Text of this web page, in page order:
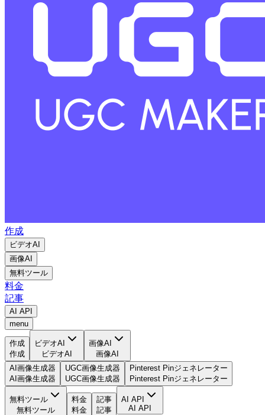
作成
ビデオAI
画像AI
無料ツール
料金
記事
AI API
menu
作成
作成
ビデオAI
ビデオAI
画像AI
画像AI
AI画像生成器
AI画像生成器
UGC画像生成器
UGC画像生成器
Pinterest Pinジェネレーター
Pinterest Pinジェネレーター
無料ツール
無料ツール
料金
料金
記事
記事
AI API
AI API